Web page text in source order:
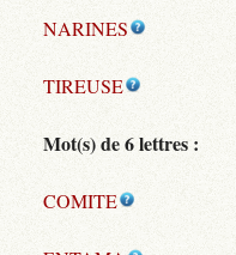
NARINES
TIREUSE
Mot(s) de 6 lettres :
COMITE